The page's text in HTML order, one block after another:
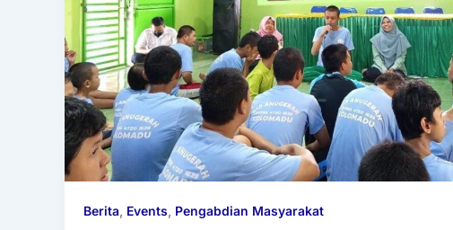
Berita, Events, Pengabdian Masyarakat